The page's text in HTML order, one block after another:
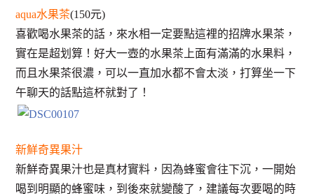
aqua水果茶(150元)
喜歡喝水果茶的話，來水相一定要點這裡的招牌水果茶，
實在是超划算！好大一壺的水果茶上面有滿滿的水果料，
而且水果茶很濃，可以一直加水都不會太淡，打算坐一下
午聊天的話點這杯就對了！
新鮮奇異果汁
新鮮奇異果汁也是真材實料，因為蜂蜜會往下沉，一開始
喝到明顯的蜂蜜味，到後來就變酸了，建議每次要喝的時